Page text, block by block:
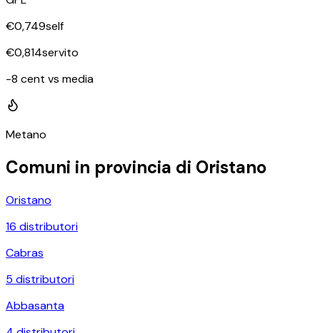
€0,749self
€0,814servito
-8 cent vs media
Metano
Comuni in provincia di Oristano
Oristano
16 distributori
Cabras
5 distributori
Abbasanta